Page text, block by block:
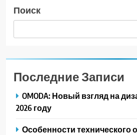
Поиск
Последние Записи
OMODA: Новый взгляд на
2026 году
Особенности технического